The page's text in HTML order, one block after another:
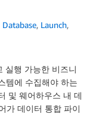
Database, Launch,
실행 가능한 비즈니
템에 수집해야 하는
및 웨어하우스 내 데
가 데이터 통합 파이